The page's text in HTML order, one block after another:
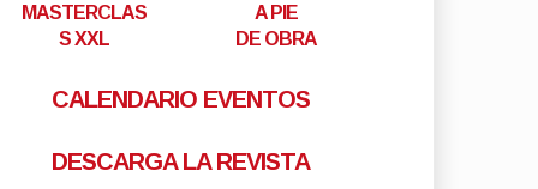
MASTERCLAS
S XXL
A PIE
DE OBRA
CALENDARIO EVENTOS
DESCARGA LA REVISTA